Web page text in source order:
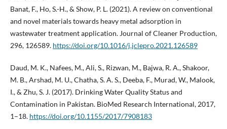
Banat, F., Ho, S.-H., & Show, P. L. (2021). A review on conventional
and novel materials towards heavy metal adsorption in
wastewater treatment application. Journal of Cleaner Production,
296, 126589. https://doi.org/10.1016/j.jclepro.2021.126589
Daud, M. K., Nafees, M., Ali, S., Rizwan, M., Bajwa, R. A., Shakoor,
M. B., Arshad, M. U., Chatha, S. A. S., Deeba, F., Murad, W., Malook,
I., & Zhu, S. J. (2017). Drinking Water Quality Status and
Contamination in Pakistan. BioMed Research International, 2017,
1–18. https://doi.org/10.1155/2017/7908183